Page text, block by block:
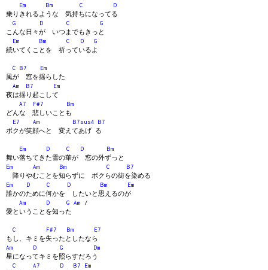
Em
Bm C
D
乗りきれるような 気持ちになってる
G
D C
G
こんな日々が いつまでもきっと
Em
Bm C D
G
続いてくことを 祈っているよ
C B7
Em
風が 窓を揺らした
Am
B7
Em
夜は揺り起こして
A7
F#7
Bm
どんな 悲しいことも
E7
Am B7sus4
B7
ボクが笑顔へと 変えてあげ る
Em D C D
Bm
舞い落ちてきた雪の華が 窓の外ずっと
Em
Am Bm C
B7
降りやむことを知らずに ボクらの街を染める
Em
D C D Bm
Em
誰かのために何かを したいと思えるのが
Am
D G Am /
愛ということを知った
C F#7 Bm
E7
もし、キミを失ったとしたなら
Am
D G
Dm
星になってキミを照らすだろう
C
A7 D B7
Em